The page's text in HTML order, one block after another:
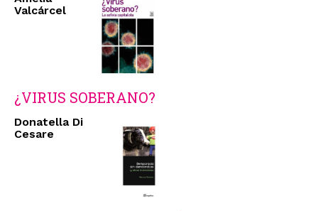
Valcárcel
¿VIRUS SOBERANO?
Donatella Di
Cesare